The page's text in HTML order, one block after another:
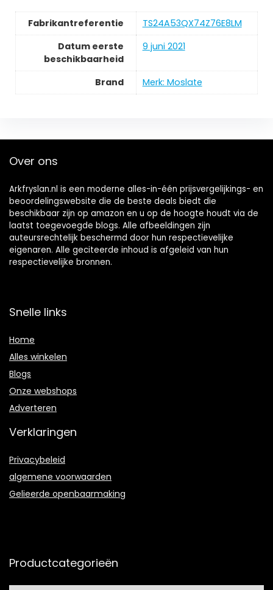
Fabrikantreferentie
TS24A53QX74Z76E8LM
Datum eerste
beschikbaarheid
9 juni 2021
Brand Merk: Moslate
Over ons
Arkfryslan.nl is een moderne alles-in-één prijsvergelijkings- en
beoordelingswebsite die de beste deals biedt die
beschikbaar zijn op amazon en u op de hoogte houdt via de
laatst toegevoegde blogs. Alle afbeeldingen zijn
auteursrechtelijk beschermd door hun respectievelijke
eigenaren. Alle geciteerde inhoud is afgeleid van hun
respectievelijke bronnen.
Snelle links
Home
Alles winkelen
Blogs
Onze webshops
Adverteren
Verklaringen
Privacybeleid
algemene voorwaarden
Gelieerde openbaarmaking
Productcategorieën